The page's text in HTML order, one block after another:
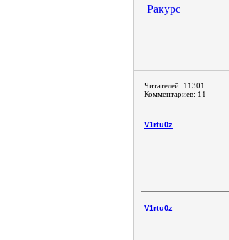
Ракурс
Читателей: 11301
Комментариев: 11
V1rtu0z
V1rtu0z